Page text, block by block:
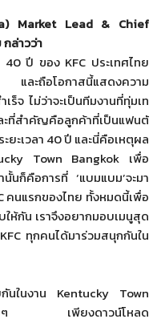
Market Lead & Chief
กล่าวว่า
40 ปี ของ KFC ประเทศไทย
ละถือโอกาสนี้แสดงความ
ร็จ ไม่ว่าจะเป็นทีมงานที่ทุ่มเท
ะที่สำคัญคือลูกค้าที่เป็นแฟนตั
ยะเวลา 40 ปี และนี่คือเหตุผล
Town Bangkok เพื่อ
นั้นก็คือการที่ ‘แบมแบม’จะมา
คนแรกของไทย ทั้งหมดนี้เพื่อ
ห้กัน เราจึงอยากมอบเมนูสุด
KFC ทุกคนได้มาร่วมสนุกกันใน
นในงาน Kentucky Town
ายๆ เพียงดาวน์โหลด